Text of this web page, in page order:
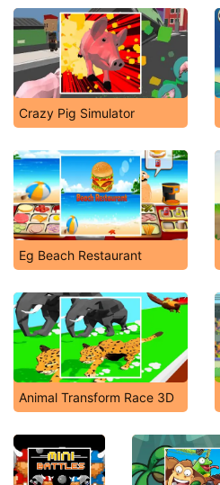
Crazy Pig Simulator
Eg Beach Restaurant
Animal Transform Race 3D